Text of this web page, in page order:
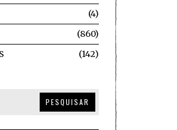
4
860
142
PESQUISAR